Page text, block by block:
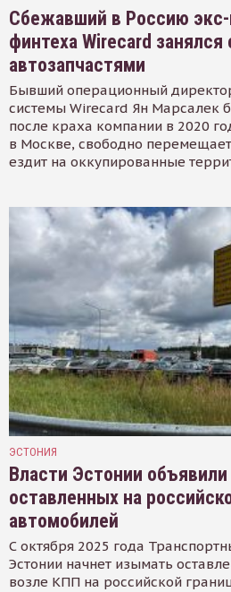
Сбежавший в Россию экс-
финтеха Wirecard
автозапчастями
Бывший операционный
системы Wirecard Ян Марсалек
после краха компании в 2020
в Москве, свободно
ездит на оккупированные
ЭСТОНИЯ
Власти Эстонии
оставленных на
автомобилей
С октября 2025 года
Эстонии начнет изымать
возле КПП на российской